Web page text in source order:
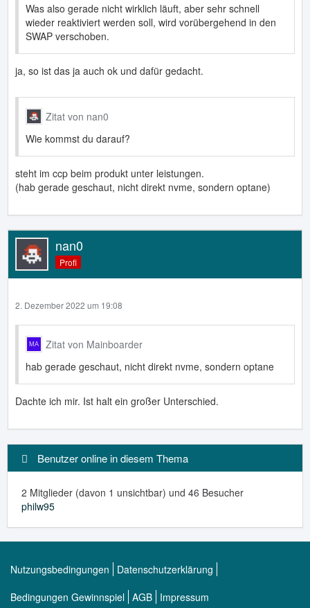
Was also gerade nicht wirklich läuft, aber sehr schnell
wieder reaktiviert werden soll, wird vorübergehend in den
SWAP verschoben.
ja, so ist das ja auch ok und dafür gedacht.
Zitat von nan0
Wie kommst du darauf?
steht im ccp beim produkt unter leistungen.
(hab gerade geschaut, nicht direkt nvme, sondern optane)
nan0
Profi
2. Dezember 2022 um 19:08
Zitat von Mainboarder
hab gerade geschaut, nicht direkt nvme, sondern optane
Dachte ich mir. Ist halt ein großer Unterschied.
Benutzer online in diesem Thema
2 Mitglieder (davon 1 unsichtbar) und 46 Besucher
philw95
Nutzungsbedingungen
Datenschutzerklärung
Bedingungen Gewinnspiel AGB Impressum